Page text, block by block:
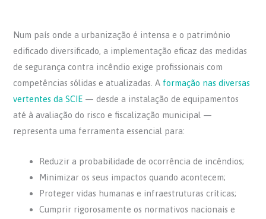
Num país onde a urbanização é intensa e o património
edificado diversificado, a implementação eficaz das medidas
de segurança contra incêndio exige profissionais com
competências sólidas e atualizadas. A formação nas diversas
vertentes da SCIE — desde a instalação de equipamentos
até à avaliação do risco e fiscalização municipal —
representa uma ferramenta essencial para:
Reduzir a probabilidade de ocorrência de incêndios;
Minimizar os seus impactos quando acontecem;
Proteger vidas humanas e infraestruturas críticas;
Cumprir rigorosamente os normativos nacionais e